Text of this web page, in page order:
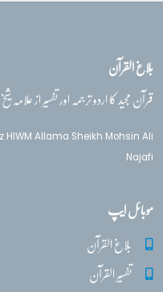
بلاغ القرآن
قرآن مجید کا اردو ترجمہ اور تفسیر از علامہ
Allama Sheikh Mohsin Ali
Najafi
موبائل ایپ
بلاغ القرآن
تفسیر القرآن